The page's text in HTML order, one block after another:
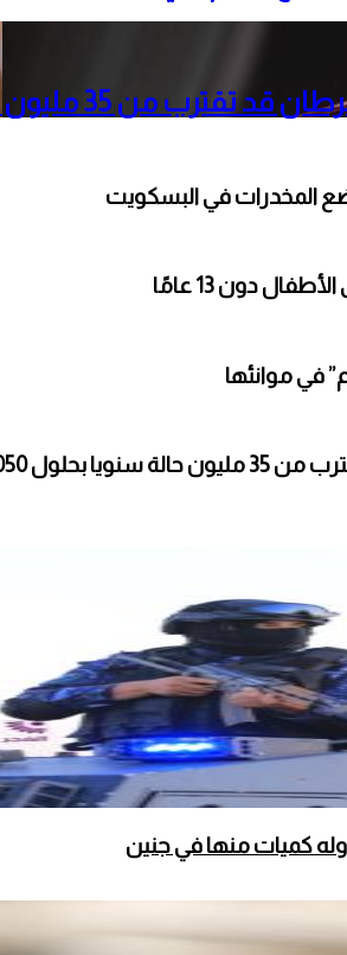
حالة سنويا بحلول 2050
المخدرات في البسكويت
دون 13 عامًا
في موانئها
بحلول 2050
كميات منها في جنين